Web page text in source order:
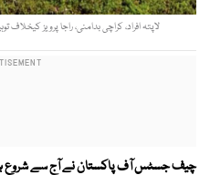
لاپتہ افراد، کراچی بدامنی، راجا پرویز